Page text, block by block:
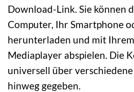
Download-Link. Sie können
Computer, Ihr Smartphone
herunterladen und mit
Mediaplayer abspielen. Die
universell über
hinweg gegeben.